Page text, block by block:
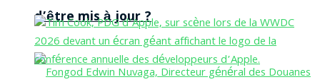
d’être mis à jour ?